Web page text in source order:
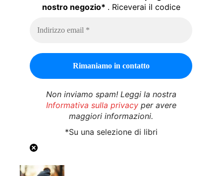
nostro negozio* . Riceverai il codice
Non inviamo spam! Leggi la nostra
Informativa sulla privacyper avere
maggiori informazioni.
*Su una selezione di libri